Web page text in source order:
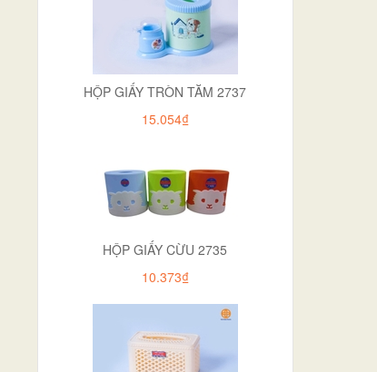
HỘP GIẤY TRÒN TĂM 2737
15.054₫
HỘP GIẤY CỪU 2735
10.373₫